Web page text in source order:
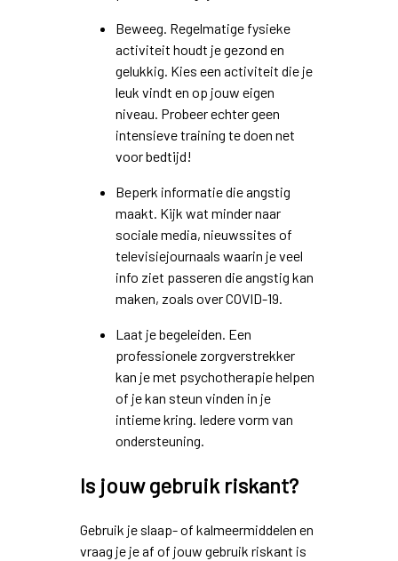
Beweeg. Regelmatige fysieke
activiteit houdt je gezond en
gelukkig. Kies een activiteit die je
leuk vindt en op jouw eigen
niveau. Probeer echter geen
intensieve training te doen net
voor bedtijd!
Beperk informatie die angstig
maakt. Kijk wat minder naar
sociale media, nieuwssites of
televisiejournaals waarin je veel
info ziet passeren die angstig kan
maken, zoals over COVID-19.
Laat je begeleiden. Een
professionele zorgverstrekker
kan je met psychotherapie helpen
of je kan steun vinden in je
intieme kring. Iedere vorm van
ondersteuning.
Is jouw gebruik riskant?
Gebruik je slaap- of kalmeermiddelen en
vraag je je af of jouw gebruik riskant is